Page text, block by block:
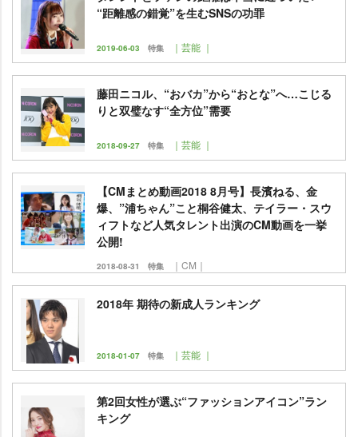
“距離感の錯覚”を生むSNSの功罪
2019-06-03 特集 ｜芸能 ｜
藤田ニコル、“おバカ”から“おとな”へ…こじる
りと双璧なす“全方位”需要
2018-09-27 特集 ｜芸能 ｜
【CMまとめ動画2018 8月号】長濱ねる、金
爆、”浦ちゃん”こと桐谷健太、テイラー・スウ
ィフトなど人気タレント出演のCM動画を一挙
公開!
2018-08-31 特集 ｜CM｜
2018年 期待の新成人ランキング
2018-01-07 特集 ｜芸能 ｜
第2回女性が選ぶ“ファッションアイコン”ラン
キング